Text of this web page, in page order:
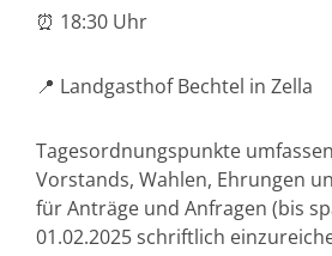
⏰ 18:30 Uhr
📍 Landgasthof Bechtel in Zella
Tagesordnungspunkte
Vorstands, Wahlen, Ehrungen
für Anträge und Anfragen (bis
01.02.2025 schriftlich